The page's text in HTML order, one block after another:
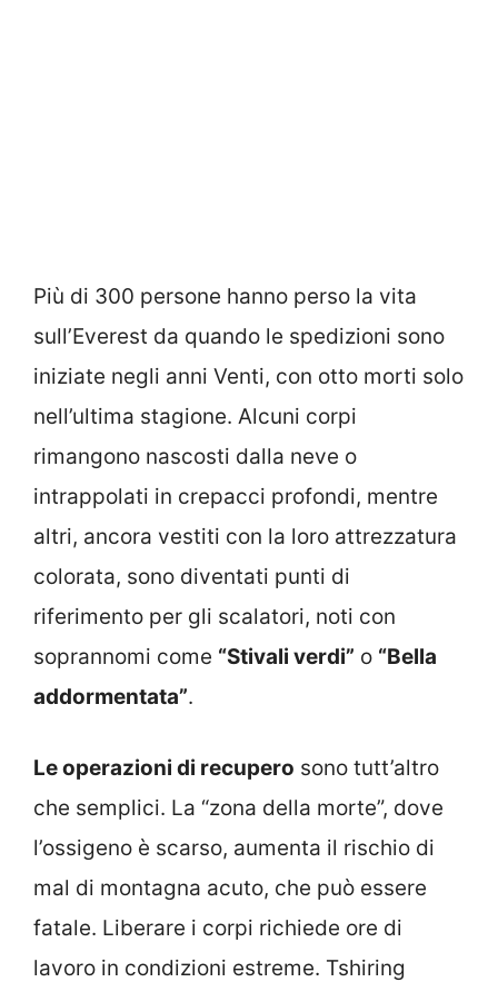
Più di 300 persone hanno perso la vita
sull’Everest da quando le spedizioni sono
iniziate negli anni Venti, con otto morti solo
nell’ultima stagione. Alcuni corpi
rimangono nascosti dalla neve o
intrappolati in crepacci profondi, mentre
altri, ancora vestiti con la loro attrezzatura
colorata, sono diventati punti di
riferimento per gli scalatori, noti con
soprannomi come “Stivali verdi” o “Bella
addormentata”.
Le operazioni di recupero sono tutt’altro
che semplici. La “zona della morte”, dove
l’ossigeno è scarso, aumenta il rischio di
mal di montagna acuto, che può essere
fatale. Liberare i corpi richiede ore di
lavoro in condizioni estreme. Tshiring